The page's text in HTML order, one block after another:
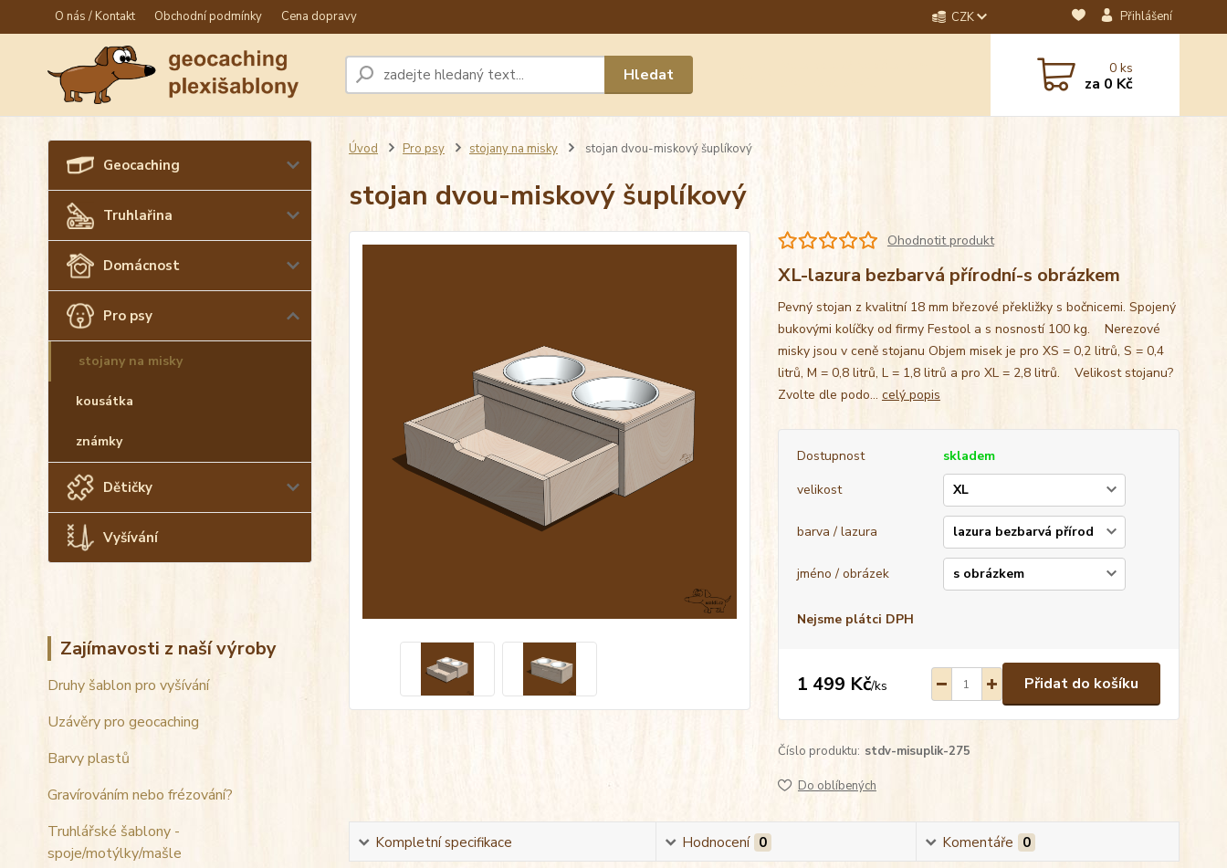
O nás / Kontakt Obchodní podmínky Cena dopravy CZK Přihlášení
Hledat 0ks
za 0 Kč
Geocaching
Truhlařina
Domácnost
Pro psy
stojany na misky
kousátka
známky
Dětičky
Vyšívání
Zajímavosti z naší výroby
Druhy šablon pro vyšívání
Uzávěry pro geocaching
Barvy plastů
Gravírováním nebo frézování?
Truhlářské šablony -
spoje/motýlky/mašle
Úvod Pro psy stojany na misky stojan dvou-miskový šuplíkový
stojan dvou-miskový šuplíkový
Ohodnotit produkt
XL-lazura bezbarvá přírodní-s obrázkem
Pevný stojan z kvalitní 18 mm březové překližky s bočnicemi. Spojený
bukovými kolíčky od firmy Festool a s nosností 100 kg. Nerezové
misky jsou v ceně stojanu Objem misek je pro XS = 0,2 litrů, S = 0,4
litrů, M = 0,8 litrů, L = 1,8 litrů a pro XL = 2,8 litrů. Velikost stojanu?
Zvolte dle podo... celý popis
Dostupnost
skladem
velikost
barva / lazura
jméno / obrázek
Nejsme plátci DPH
1 499 Kč/ks Přidat do košíku
Číslo produktu: stdv-misuplik-275
Do oblíbených
Kompletní specifikace Hodnocení 0 Komentáře 0